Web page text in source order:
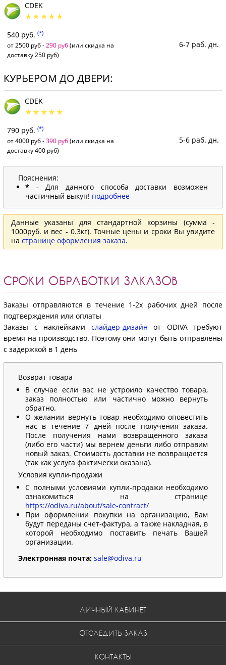
CDEK
540 руб. (*)
от 2500 руб -290 руб(или скидка на
доставку 250 руб)
6-7 раб. дн.
КУРЬЕРОМ ДО ДВЕРИ:
CDEK
790 руб. (*)
от 4000 руб -390 руб(или скидка на
доставку 400 руб)
5-6 раб. дн.
Пояснения:
* - Для данного способа доставки возможен
частичный выкуп! подробнее
Данные указаны для стандартной корзины (сумма -
1000руб. и вес - 0.3кг). Точные цены и сроки Вы увидите
на странице оформления заказа.
СРОКИ ОБРАБОТКИ ЗАКАЗОВ
Заказы отправляются в течение 1-2х рабочих дней после
подтверждения или оплаты
Заказы с наклейками слайдер-дизайн от ODIVA требуют
время на производство. Поэтому они могут быть отправлены
с задержкой в 1 день
Возврат товара
В случае если вас не устроило качество товара,
заказ полностью или частично можно вернуть
обратно.
О желании вернуть товар необходимо оповестить
нас в течение 7 дней после получения заказа.
После получения нами возвращенного заказа
(либо его части) мы вернем деньги либо отправим
новый заказ. Стоимость доставки не возвращается
(так как услуга фактически оказана).
Условия купли-продажи
С полными условиями купли-продажи необходимо
ознакомиться на странице
https://odiva.ru/about/sale-contract/
При оформлении покупки на организацию, Вам
будут переданы счет-фактура, а также накладная, в
которой необходимо поставить печать Вашей
организации.
Электронная почта: sale@odiva.ru
ЛИЧНЫЙ КАБИНЕТ
ОТСЛЕДИТЬ ЗАКАЗ
КОНТАКТЫ